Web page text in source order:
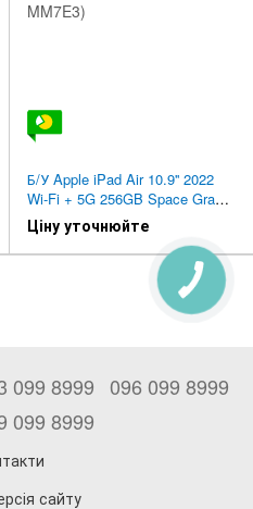
Б/У Apple iPad Air 10.9'' 2022
Wi-Fi + 5G 256GB Space Gray
(MM713, MM7E3)
Ціну уточнюйте
099 8999 096 099 8999
099 8999
сайту